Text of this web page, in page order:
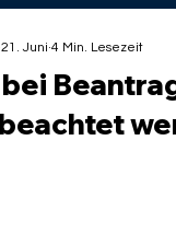
bei
21. Juni 4 Min. Lesezeit